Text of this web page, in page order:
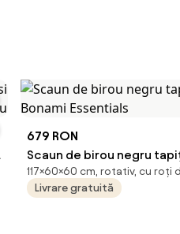
679 RON
Scaun de birou negru
Bonami Essentials
117×60×60 cm, rotativ, cu roți
Livrare gratuită